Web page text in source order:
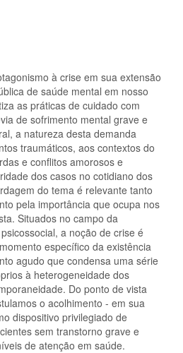
à crise em sua extensão
de saúde mental em nosso
as práticas de cuidado com
de sofrimento mental grave e
a natureza desta demanda
traumáticos, aos contextos do
e conflitos amorosos e
dos casos no cotidiano dos
do tema é relevante tanto
pela importância que ocupa nos
Situados no campo da
a noção de crise é
específico da existência
agudo que condensa uma série
à heterogeneidade dos
Do ponto de vista
o acolhimento - em sua
dispositivo privilegiado de
sem transtorno grave e
de atenção em saúde.